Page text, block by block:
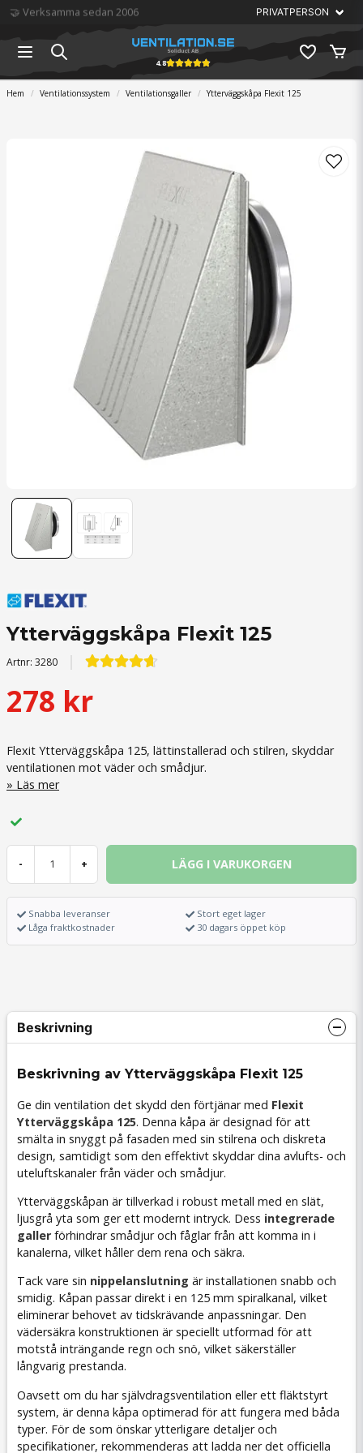
🏆 Störst på ventilation
4.8
Hem Ventilationssystem Ventilationsgaller Ytterväggskåpa Flexit 125
Ytterväggskåpa Flexit 125
Artnr: 3280
278 kr
Flexit Ytterväggskåpa 125, lättinstallerad och stilren, skyddar
ventilationen mot väder och smådjur.
Läs mer
- + LÄGG I VARUKORGEN
Snabba leveranser
Låga fraktkostnader
Stort eget lager
30 dagars öppet köp
Beskrivning
Beskrivning av Ytterväggskåpa Flexit 125
Ge din ventilation det skydd den förtjänar med Flexit
Ytterväggskåpa 125. Denna kåpa är designad för att
smälta in snyggt på fasaden med sin stilrena och diskreta
design, samtidigt som den effektivt skyddar dina avlufts- och
uteluftskanaler från väder och smådjur.
Ytterväggskåpan är tillverkad i robust metall med en slät,
ljusgrå yta som ger ett modernt intryck. Dess integrerade
galler förhindrar smådjur och fåglar från att komma in i
kanalerna, vilket håller dem rena och säkra.
Tack vare sin nippelanslutning är installationen snabb och
smidig. Kåpan passar direkt i en 125 mm spiralkanal, vilket
eliminerar behovet av tidskrävande anpassningar. Den
vädersäkra konstruktionen är speciellt utformad för att
motstå inträngande regn och snö, vilket säkerställer
långvarig prestanda.
Oavsett om du har självdragsventilation eller ett fläktstyrt
system, är denna kåpa optimerad för att fungera med båda
typer. För de som önskar ytterligare detaljer och
specifikationer, rekommenderas att ladda ner det officiella